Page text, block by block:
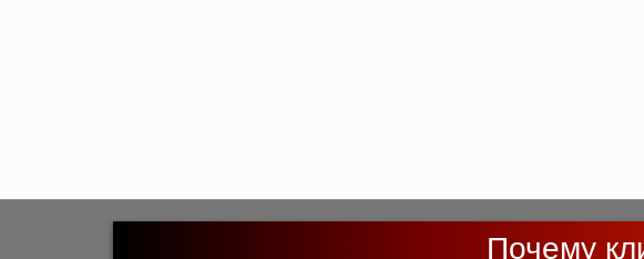
Почему